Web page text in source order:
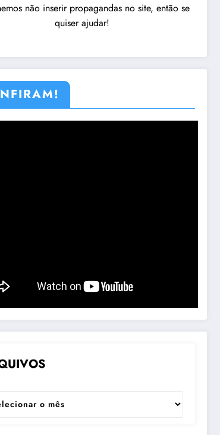
não inserir propagandas no site, então se
quiser ajudar!